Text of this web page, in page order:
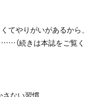
てやりがいがあるから、
（続きは本誌をご覧く